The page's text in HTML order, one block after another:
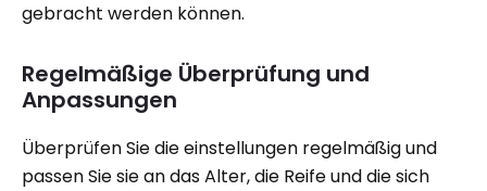
gebracht werden können.
Regelmäßige Überprüfung und
Anpassungen
Überprüfen Sie die einstellungen regelmäßig und
passen Sie sie an das Alter, die Reife und die sich